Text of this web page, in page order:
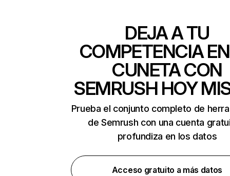
DEJA A TU
COMPETENCIA
CUNETA CON
SEMRUSH HOY
Prueba el conjunto completo de
de Semrush con una cuenta
profundiza en los datos
Acceso gratuito a más datos